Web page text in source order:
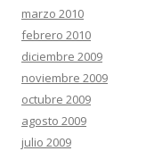
marzo 2010
febrero 2010
diciembre 2009
noviembre 2009
octubre 2009
agosto 2009
julio 2009